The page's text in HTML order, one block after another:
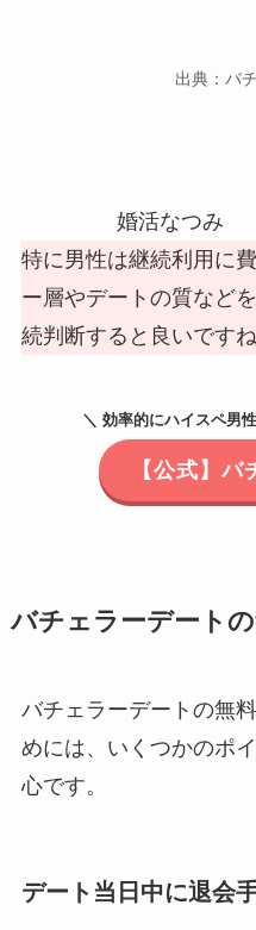
出典：バ
婚活なつみ
特に男性は継続利用に
ー層やデートの質など
続判断すると良いですね
＼ 効率的にハイスペ男
【公式】バ
バチェラーデート
バチェラーデートの無
めには、いくつかのポ
心です。
デート当日中に退会